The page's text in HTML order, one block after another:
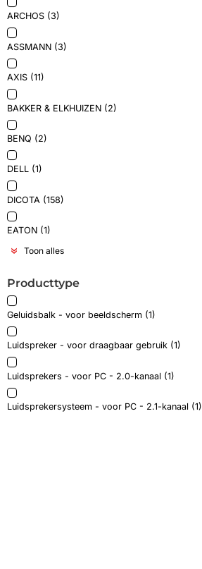
ARCHOS (3)
ASSMANN (3)
AXIS (11)
BAKKER & ELKHUIZEN (2)
BENQ (2)
DELL (1)
DICOTA (158)
EATON (1)
Toon alles
Producttype
Geluidsbalk - voor beeldscherm (1)
Luidspreker - voor draagbaar gebruik (1)
Luidsprekers - voor PC - 2.0-kanaal (1)
Luidsprekersysteem - voor PC - 2.1-kanaal (1)